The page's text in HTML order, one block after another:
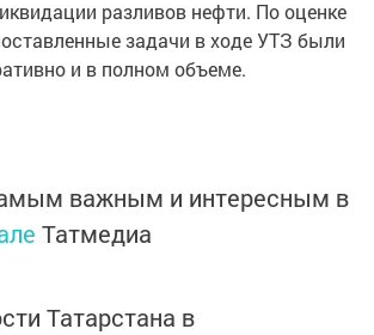
разливов нефти. По оценке
задачи в ходе УТЗ были
и в полном объеме.
важным и интересным в
Татмедиа
Татарстана в